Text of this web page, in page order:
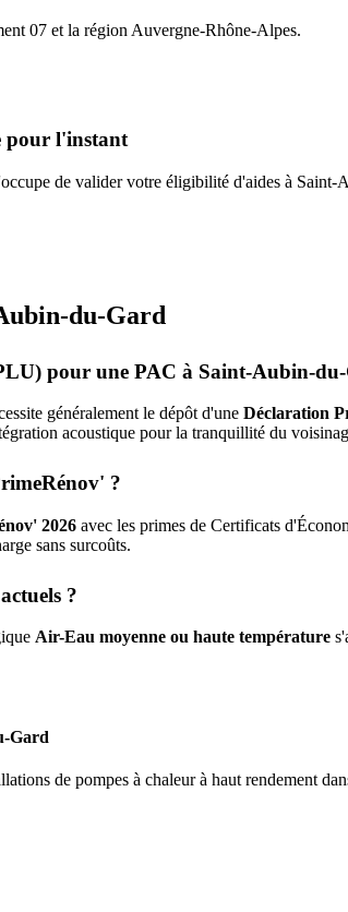
07 et la région Auvergne-Rhône-Alpes.
pour l'instant
de valider votre éligibilité d'aides à Saint-
du-Gard
pour une PAC à Saint-Aubin-
généralement le dépôt d'une Déclaration
acoustique pour la tranquillité du
?
2026 avec les primes de Certificats
sans surcoûts.
?
Air-Eau moyenne ou haute température
Gard
de pompes à chaleur à haut rendement